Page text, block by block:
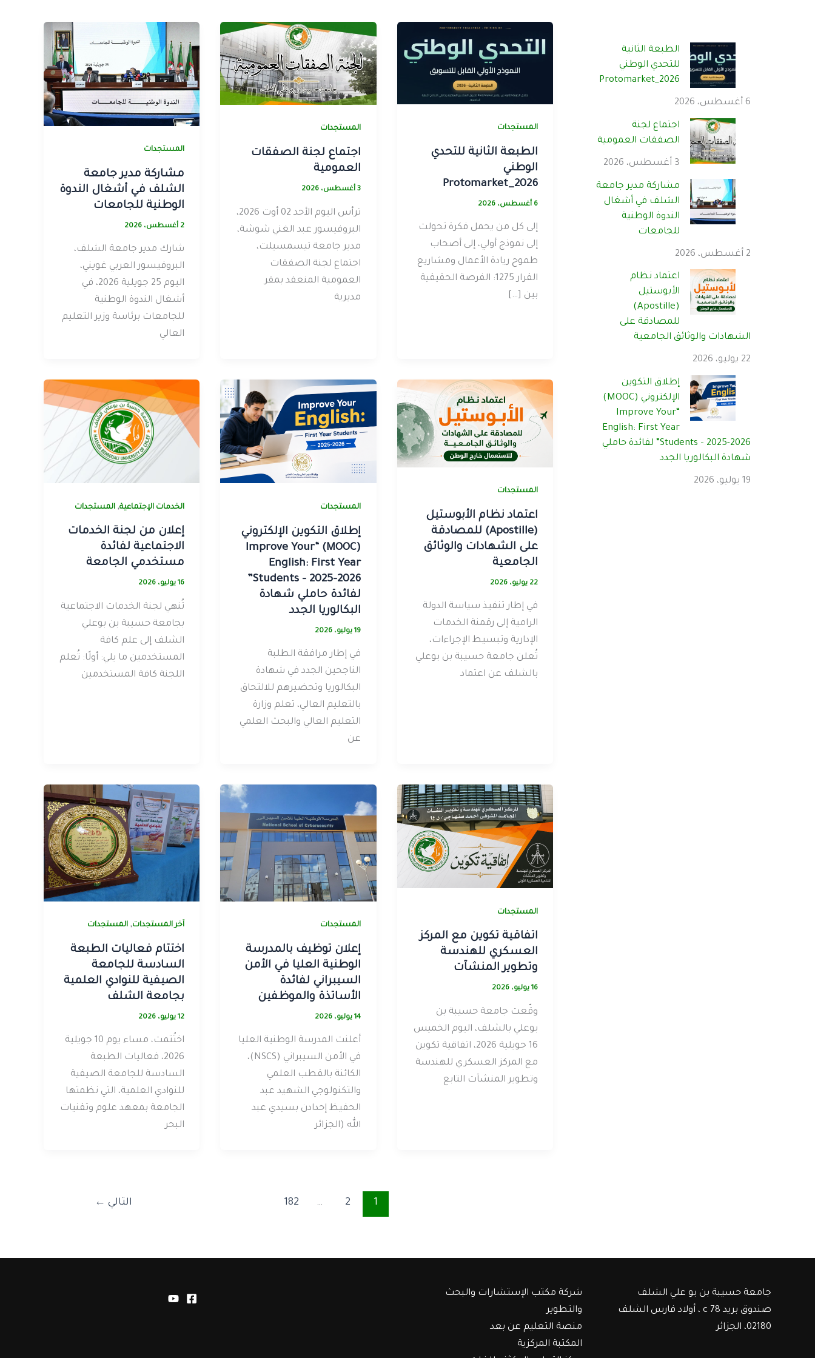
الطبعة الثانية
للتحدي الوطني
Protomarket_2026
6 أغسطس، 2026
اجتماع لجنة
الصفقات العمومية
3 أغسطس، 2026
مشاركة مدير جامعة
الشلف في أشغال
الندوة الوطنية
للجامعات
2 أغسطس، 2026
اعتماد نظام
الأبوستيل
(Apostille)
للمصادقة على
الشهادات والوثائق الجامعية
22 يوليو، 2026
إطلاق التكوين
الإلكتروني (MOOC)
“Improve Your
English: First Year
Students – 2025-2026” لفائدة حاملي
شهادة البكالوريا الجدد
19 يوليو، 2026
المستجدات
الطبعة الثانية للتحدي
الوطني
Protomarket_2026
6 أغسطس، 2026
إلى كل من يحمل فكرة تحولت
إلى نموذج أولي، إلى أصحاب
طموح ريادة الأعمال ومشاريع
القرار 1275: الفرصة الحقيقية
بين […]
المستجدات
اجتماع لجنة الصفقات
العمومية
3 أغسطس، 2026
ترأس اليوم الأحد 02 أوت 2026،
البروفيسور عبد الغني شوشة،
مدير جامعة تيسمسيلت،
اجتماع لجنة الصفقات
العمومية المنعقد بمقر
مديرية
المستجدات
مشاركة مدير جامعة
الشلف في أشغال الندوة
الوطنية للجامعات
2 أغسطس، 2026
شارك مدير جامعة الشلف،
البروفيسور العربي غويني،
اليوم 25 جويلية 2026، في
أشغال الندوة الوطنية
للجامعات برئاسة وزير التعليم
العالي
المستجدات
اعتماد نظام الأبوستيل
(Apostille) للمصادقة
على الشهادات والوثائق
الجامعية
22 يوليو، 2026
في إطار تنفيذ سياسة الدولة
الرامية إلى رقمنة الخدمات
الإدارية وتبسيط الإجراءات،
تُعلن جامعة حسيبة بن بوعلي
بالشلف عن اعتماد
المستجدات
إطلاق التكوين الإلكتروني
(MOOC) “Improve Your
English: First Year
Students – 2025-2026”
لفائدة حاملي شهادة
البكالوريا الجدد
19 يوليو، 2026
في إطار مرافقة الطلبة
الناجحين الجدد في شهادة
البكالوريا وتحضيرهم للالتحاق
بالتعليم العالي، تعلم وزارة
التعليم العالي والبحث العلمي
عن
الخدمات الإجتماعية,المستجدات
إعلان من لجنة الخدمات
الاجتماعية لفائدة
مستخدمي الجامعة
16 يوليو، 2026
تُنهي لجنة الخدمات الاجتماعية
بجامعة حسيبة بن بوعلي
الشلف إلى علم كافة
المستخدمين ما يلي: أولًا: تُعلم
اللجنة كافة المستخدمين
المستجدات
اتفاقية تكوين مع المركز
العسكري للهندسة
وتطوير المنشآت
16 يوليو، 2026
وقّعت جامعة حسيبة بن
بوعلي بالشلف، اليوم الخميس
16 جويلية 2026، اتفاقية تكوين
مع المركز العسكري للهندسة
وتطوير المنشآت التابع
المستجدات
إعلان توظيف بالمدرسة
الوطنية العليا في الأمن
السيبراني لفائدة
الأساتذة والموظفين
14 يوليو، 2026
أعلنت المدرسة الوطنية العليا
في الأمن السيبراني (NSCS)،
الكائنة بالقطب العلمي
والتكنولوجي الشهيد عبد
الحفيظ إحدادن بسيدي عبد
الله (الجزائر
آخر المستجدات,المستجدات
اختتام فعاليات الطبعة
السادسة للجامعة
الصيفية للنوادي العلمية
بجامعة الشلف
12 يوليو، 2026
اختُتمت، مساء يوم 10 جويلية
2026، فعاليات الطبعة
السادسة للجامعة الصيفية
للنوادي العلمية، التي نظمتها
الجامعة بمعهد علوم وتقنيات
البحر
1
2
…
182 التالي ←
جامعة حسيبة بن بو علي الشلف
صندوق بريد c 78 ، أولاد فارس الشلف
02180، الجزائر
شركة مكتب الإستشارات والبحث
والتطوير
منصة التعليم عن بعد
المكتبة المركزية